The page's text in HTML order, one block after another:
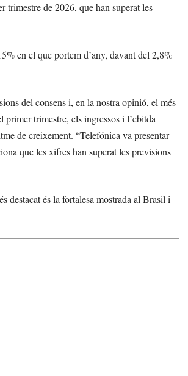
trimestre de 2026, que han superat les
en el que portem d’any, davant del 2,8%
del consens i, en la nostra opinió, el més
primer trimestre, els ingressos i l’ebitda
de creixement. “Telefónica va presentar
que les xifres han superat les previsions
destacat és la fortalesa mostrada al Brasil i